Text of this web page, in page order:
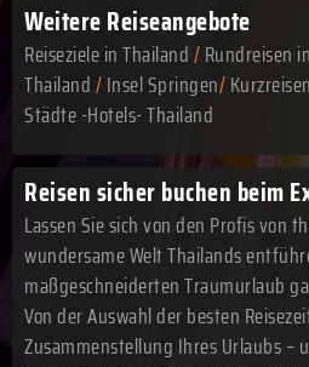
Weitere Reiseangebote
Reiseziele in Thailand/Rundreisen
Thailand/Insel Springen/
Städte -Hotels- Thailand
Reisen sicher buchen beim
Lassen Sie sich von den Profis von
wundersame Welt Thailands
maßgeschneiderten Traumurlaub
Von der Auswahl der besten
Zusammenstellung Ihres Urlaubs –